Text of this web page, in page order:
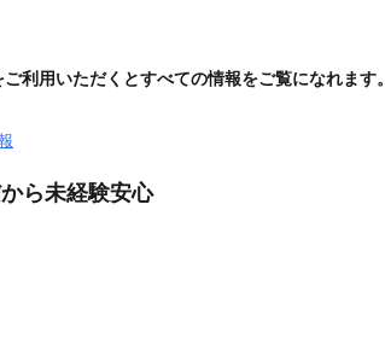
利用いただくとすべての情報をご覧になれます。
ら未経験安心